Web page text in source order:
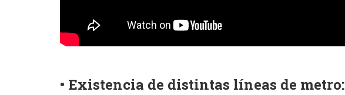
• Existencia de distintas líneas de metro: